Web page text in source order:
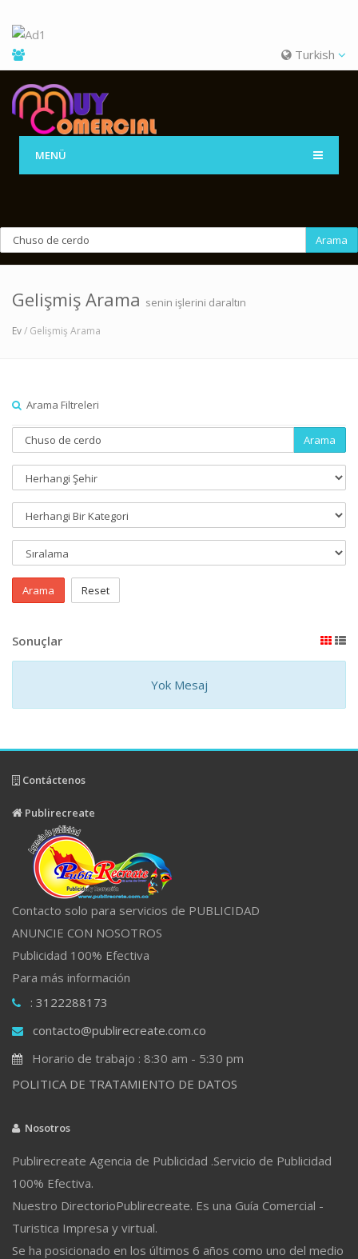
Turkish
MENÜ
Arama
Gelişmiş Arama senin işlerini daraltın
Ev/ Gelişmiş Arama
Arama Filtreleri
Arama
Arama Reset
Sonuçlar
Yok Mesaj
Contáctenos
Publirecreate
Contacto solo para servicios de PUBLICIDAD
ANUNCIE CON NOSOTROS
Publicidad 100% Efectiva
Para más información
: 3122288173
contacto@publirecreate.com.co
Horario de trabajo : 8:30 am - 5:30 pm
POLITICA DE TRATAMIENTO DE DATOS
Nosotros
Publirecreate Agencia de Publicidad .Servicio de Publicidad
100% Efectiva.
Nuestro DirectorioPublirecreate. Es una Guía Comercial -
Turistica Impresa y virtual.
Se ha posicionado en los últimos 6 años como uno del medio